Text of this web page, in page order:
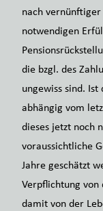
nach
notwendigen
die bzgl. des
ungewiss sind. Ist
abhängig vom
dieses jetzt noch
voraussichtliche
Jahre geschätzt
Verpflichtung von
damit von der